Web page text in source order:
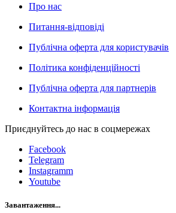
Про нас
Питання-відповіді
Публічна оферта для користувачів
Політика конфіденційності
Публічна оферта для партнерів
Контактна інформація
Приєднуйтесь до нас в соцмережах
Facebook
Telegram
Instagramm
Youtube
Завантаження...